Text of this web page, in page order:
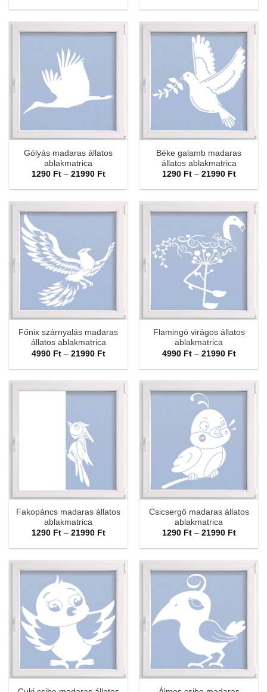
-
-
Gólyás madaras állatos
ablakmatrica
1290 Ft – 21990 FtÁrtartomány:
-
Béke galamb madaras
állatos ablakmatrica
1290 Ft – 21990 Ft
-
Főnix szárnyalás madaras
állatos ablakmatrica
4990 Ft – 21990 FtÁrtartomány:
-
Flamingó virágos állatos
ablakmatrica
4990 Ft – 21990 Ft
-
Fakopáncs madaras állatos
ablakmatrica
1290 Ft – 21990 FtÁrtartomány:
-
Csicsergő madaras állatos
ablakmatrica
1290 Ft – 21990 Ft
-